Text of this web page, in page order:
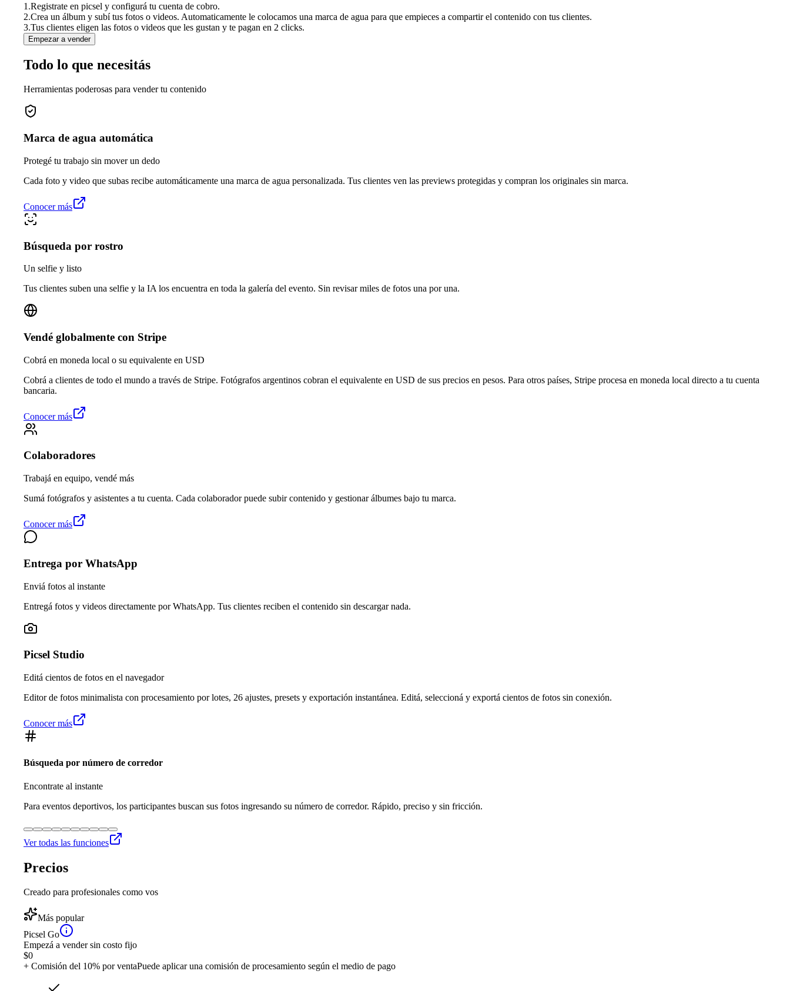
1.Registrate en picsel y configurá tu cuenta de cobro.
2.Crea un álbum y subí tus fotos o videos. Automaticamente le colocamos una marca de agua para que empieces a compartir el contenido con tus clientes.
3.Tus clientes eligen las fotos o videos que les gustan y te pagan en 2 clicks.
Empezar a vender
Todo lo que necesitás
Herramientas poderosas para vender tu contenido
Marca de agua automática
Protegé tu trabajo sin mover un dedo
Cada foto y video que subas recibe automáticamente una marca de agua personalizada. Tus clientes ven las previews protegidas y compran los originales sin marca.
Conocer más
Búsqueda por rostro
Un selfie y listo
Tus clientes suben una selfie y la IA los encuentra en toda la galería del evento. Sin revisar miles de fotos una por una.
Vendé globalmente con Stripe
Cobrá en moneda local o su equivalente en USD
Cobrá a clientes de todo el mundo a través de Stripe. Fotógrafos argentinos cobran el equivalente en USD de sus precios en pesos. Para otros países, Stripe procesa en moneda local directo a tu cuenta
bancaria.
Conocer más
Colaboradores
Trabajá en equipo, vendé más
Sumá fotógrafos y asistentes a tu cuenta. Cada colaborador puede subir contenido y gestionar álbumes bajo tu marca.
Conocer más
Entrega por WhatsApp
Enviá fotos al instante
Entregá fotos y videos directamente por WhatsApp. Tus clientes reciben el contenido sin descargar nada.
Picsel Studio
Editá cientos de fotos en el navegador
Editor de fotos minimalista con procesamiento por lotes, 26 ajustes, presets y exportación instantánea. Editá, seleccioná y exportá cientos de fotos sin conexión.
Conocer más
Búsqueda por número de corredor
Encontrate al instante
Para eventos deportivos, los participantes buscan sus fotos ingresando su número de corredor. Rápido, preciso y sin fricción.
Ver todas las funciones
Precios
Creado para profesionales como vos
Más popular
Picsel Go
Empezá a vender sin costo fijo
$0
+ Comisión del 10% por ventaPuede aplicar una comisión de procesamiento según el medio de pago